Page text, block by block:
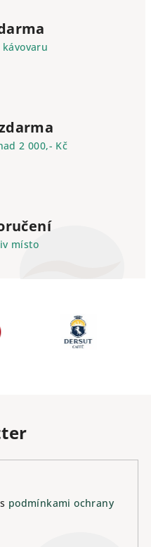
2 000,- Kč
místo
podmínkami ochrany